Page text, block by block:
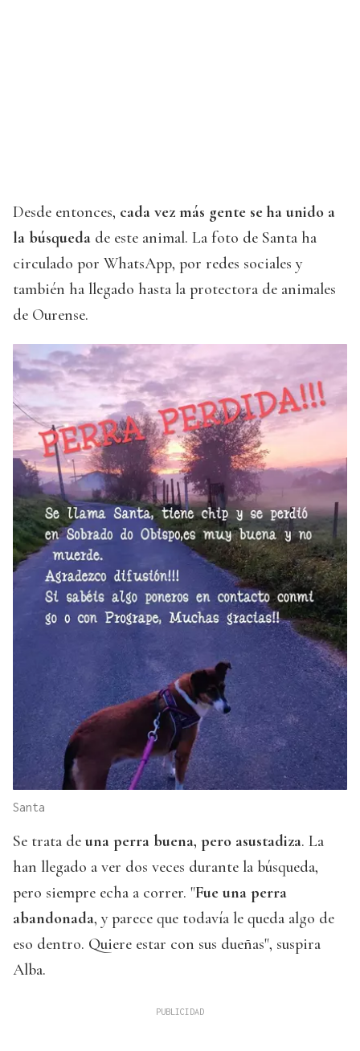
Desde entonces, cada vez más gente se ha unido a
la búsqueda de este animal. La foto de Santa ha
circulado por WhatsApp, por redes sociales y
también ha llegado hasta la protectora de animales
de Ourense.
Santa
Se trata de una perra buena, pero asustadiza. La
han llegado a ver dos veces durante la búsqueda,
pero siempre echa a correr. "Fue una perra
abandonada, y parece que todavía le queda algo de
eso dentro. Quiere estar con sus dueñas", suspira
Alba.